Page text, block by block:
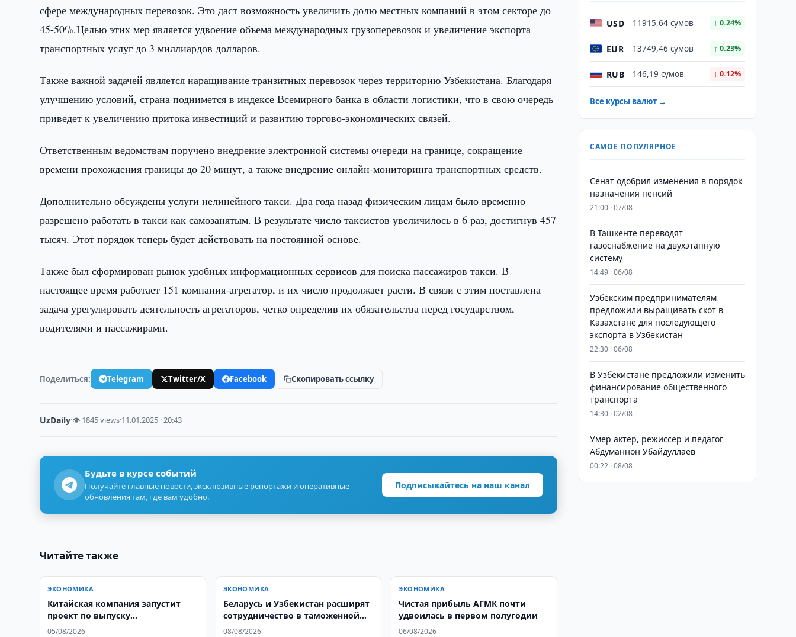
сфере международных перевозок. Это даст возможность увеличить долю местных компаний в этом секторе до
45-50%.Целью этих мер является удвоение объема международных грузоперевозок и увеличение экспорта
транспортных услуг до 3 миллиардов долларов.
Также важной задачей является наращивание транзитных перевозок через территорию Узбекистана. Благодаря
улучшению условий, страна поднимется в индексе Всемирного банка в области логистики, что в свою очередь
приведет к увеличению притока инвестиций и развитию торгово-экономических связей.
Ответственным ведомствам поручено внедрение электронной системы очереди на границе, сокращение
времени прохождения границы до 20 минут, а также внедрение онлайн-мониторинга транспортных средств.
Дополнительно обсуждены услуги нелинейного такси. Два года назад физическим лицам было временно
разрешено работать в такси как самозанятым. В результате число таксистов увеличилось в 6 раз, достигнув 457
тысяч. Этот порядок теперь будет действовать на постоянной основе.
Также был сформирован рынок удобных информационных сервисов для поиска пассажиров такси. В
настоящее время работает 151 компания-агрегатор, и их число продолжает расти. В связи с этим поставлена
задача урегулировать деятельность агрегаторов, четко определив их обязательства перед государством,
водителями и пассажирами.
Поделиться: Telegram Twitter/X Facebook Скопировать ссылку
UzDaily·👁 1845 views·11.01.2025 · 20:43
Будьте в курсе событий
Получайте главные новости, эксклюзивные репортажи и оперативные
обновления там, где вам удобно.
Подписывайтесь на наш канал
Читайте также
ЭКОНОМИКА
Китайская компания запустит
проект по выпуску
трансформаторов
05/08/2026
ЭКОНОМИКА
Беларусь и Узбекистан расширят
сотрудничество в таможенной
сфере
08/08/2026
ЭКОНОМИКА
Чистая прибыль АГМК почти
удвоилась в первом полугодии
06/08/2026
USD 11915,64 сумов ↑ 0.24%
EUR 13749,46 сумов ↑ 0.23%
RUB 146,19 сумов ↓ 0.12%
Все курсы валют →
САМОЕ ПОПУЛЯРНОЕ
Сенат одобрил изменения в порядок
назначения пенсий
21:00 · 07/08
В Ташкенте переводят
газоснабжение на двухэтапную
систему
14:49 · 06/08
Узбекским предпринимателям
предложили выращивать скот в
Казахстане для последующего
экспорта в Узбекистан
22:30 · 06/08
В Узбекистане предложили изменить
финансирование общественного
транспорта
14:30 · 02/08
Умер актёр, режиссёр и педагог
Абдуманнон Убайдуллаев
00:22 · 08/08